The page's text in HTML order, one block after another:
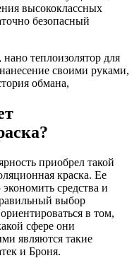
высококлассных
безопасный
теплоизолятор для
своими руками,
обмана,
приобрел такой
краска. Ее
средства и
выбор
в том,
сфере они
являются такие
и Броня.